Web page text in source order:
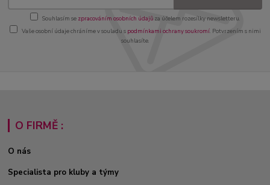
Souhlasím se zpracováním osobních údajůza účelem rozesílky newsletteru.
Vaše osobní údaje chráníme v souladu s podmínkami ochrany soukromí. Potvrzením s nimi
souhlasíte.
O FIRMĚ :
O nás
Specialista pro kluby a týmy